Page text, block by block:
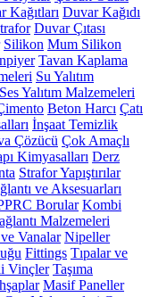
Kağıtları Duvar Kağıdı
Duvar Çıtası
Silikon Mum Silikon
Tavan Kaplama
Su Yalıtım
Ses Yalıtım Malzemeleri
Beton Harcı Çatı
İnşaat Temizlik
Çözücü Çok Amaçlı
Kimyasalları Derz
Strafor Yapıştırılar
ve Aksesuarları
Borular Kombi
Malzemeleri
Vanalar Nipeller
Fittings Tıpalar ve
Vinçler Taşıma
Masif Paneller